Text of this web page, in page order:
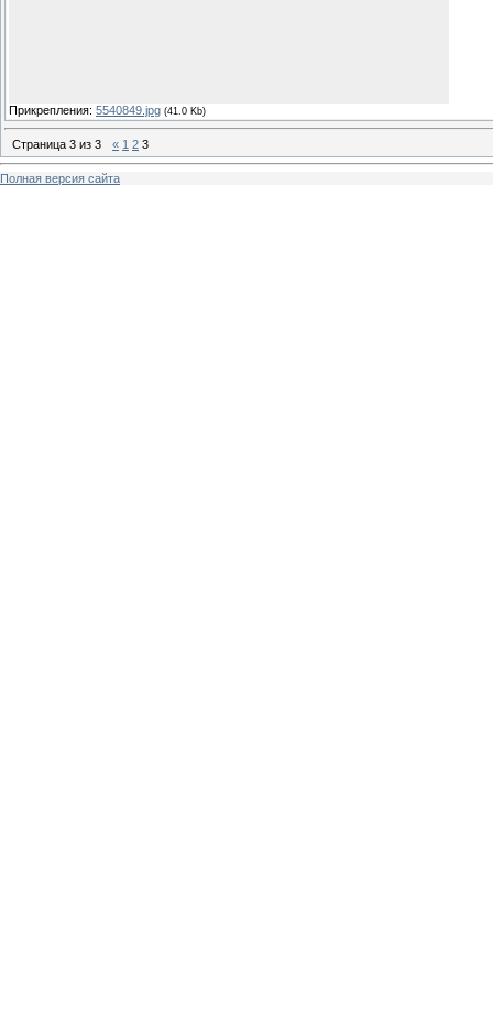
Прикрепления: 5540849.jpg (41.0 Kb)
Страница 3 из 3 « 1 2 3
Полная версия сайта